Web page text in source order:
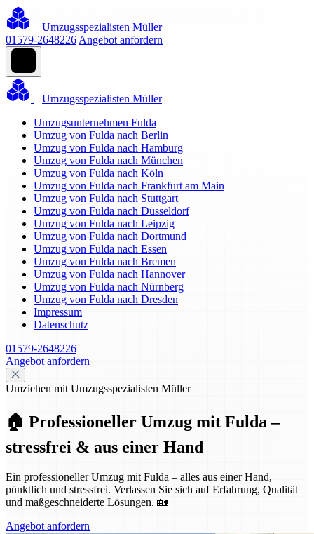
Umzugsspezialisten Müller
01579-2648226 Angebot anfordern
Umzugsspezialisten Müller
Umzugsunternehmen Fulda
Umzug von Fulda nach Berlin
Umzug von Fulda nach Hamburg
Umzug von Fulda nach München
Umzug von Fulda nach Köln
Umzug von Fulda nach Frankfurt am Main
Umzug von Fulda nach Stuttgart
Umzug von Fulda nach Düsseldorf
Umzug von Fulda nach Leipzig
Umzug von Fulda nach Dortmund
Umzug von Fulda nach Essen
Umzug von Fulda nach Bremen
Umzug von Fulda nach Hannover
Umzug von Fulda nach Nürnberg
Umzug von Fulda nach Dresden
Impressum
Datenschutz
01579-2648226
Angebot anfordern
Umziehen mit Umzugsspezialisten Müller
🏠 Professioneller Umzug mit Fulda –
stressfrei & aus einer Hand
Ein professioneller Umzug mit Fulda – alles aus einer Hand,
pünktlich und stressfrei. Verlassen Sie sich auf Erfahrung, Qualität
und maßgeschneiderte Lösungen. 🏡
Angebot anfordern